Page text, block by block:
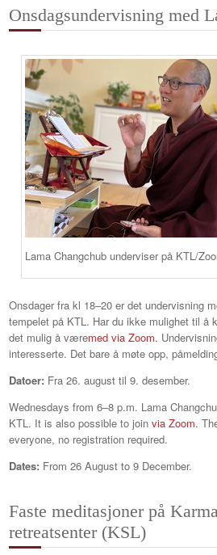
Onsdagsundervisning med
Lama Changchub underviser på KTL/
Onsdager fra kl 18–20 er det undervisning
tempelet på KTL. Har du ikke mulighet til å
det mulig å væremed via Zoom.
interesserte. Det bare å møte opp,
Datoer: Fra 26. august til 9. desember.
Wednesdays from 6–8 p.m. Lama
KTL. It is also possible to joinvia Zoom.
everyone, no registration required.
Dates: From 26 August to 9 December.
Faste meditasjoner på
retreatsenter (KSL)